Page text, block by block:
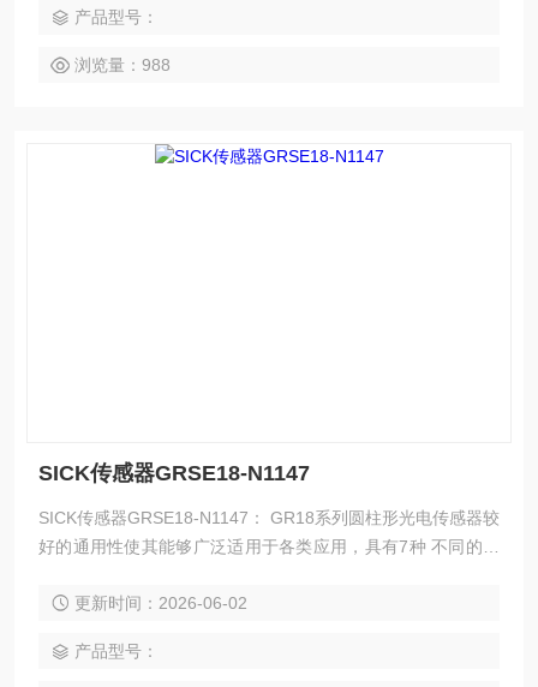
产品型号：
浏览量：988
SICK传感器GRSE18-N1147
SICK传感器GRSE18-N1147： GR18系列圆柱形光电传感器较
好的通用性使其能够广泛适用于各类应用，具有7种 不同的外
更新时间：2026-06-02
产品型号：